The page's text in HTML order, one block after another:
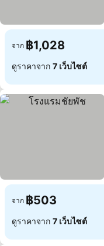
จาก ฿1,028
ดูราคาจาก 7 เว็บไซต์
จาก ฿503
ดูราคาจาก 7 เว็บไซต์